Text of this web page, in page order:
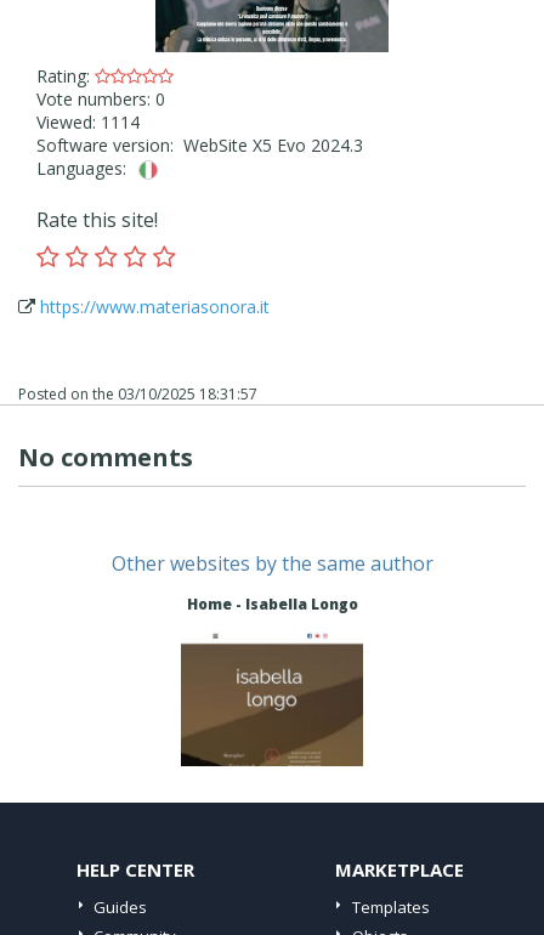
Rating:
Vote numbers: 0
Viewed: 1114
Software version: WebSite X5 Evo 2024.3
Languages:
Rate this site!
https://www.materiasonora.it
Posted on the 03/10/2025 18:31:57
No comments
Other websites by the same author
Home - Isabella Longo
HELP CENTER
Guides
MARKETPLACE
Templates